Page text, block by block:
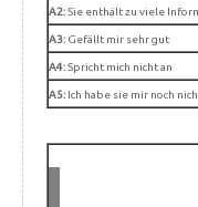
A2:Sie enthält zu viele
A3: Gefällt mir sehr gut
A4:Spricht mich nicht an
A5:Ich habe sie mir noch